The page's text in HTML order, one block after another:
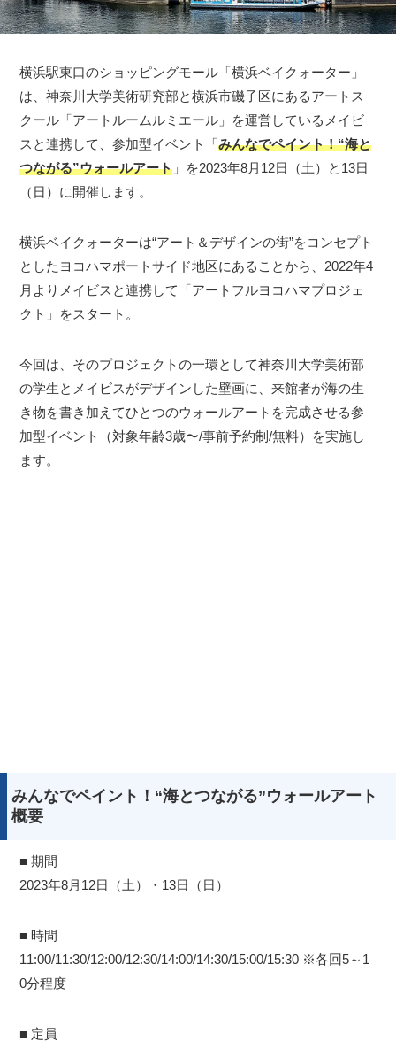
横浜駅東口のショッピングモール「横浜ベイクォーター」
は、神奈川大学美術研究部と横浜市磯子区にあるアートス
クール「アートルームルミエール」を運営しているメイビ
スと連携して、参加型イベント「みんなでペイント！“海と
つながる”ウォールアート 」を2023年8月12日（土）と13日
（日）に開催します。
横浜ベイクォーターは“アート＆デザインの街”をコンセプト
としたヨコハマポートサイド地区にあることから、2022年4
月よりメイビスと連携して「アートフルヨコハマプロジェ
クト」をスタート。
今回は、そのプロジェクトの一環として神奈川大学美術部
の学生とメイビスがデザインした壁画に、来館者が海の生
き物を書き加えてひとつのウォールアートを完成させる参
加型イベント（対象年齢3歳〜/事前予約制/無料）を実施し
ます。
みんなでペイント！“海とつながる”ウォールアート
概要
■ 期間
2023年8月12日（土）・13日（日）
■ 時間
11:00/11:30/12:00/12:30/14:00/14:30/15:00/15:30 ※各回5～1
0分程度
■ 定員